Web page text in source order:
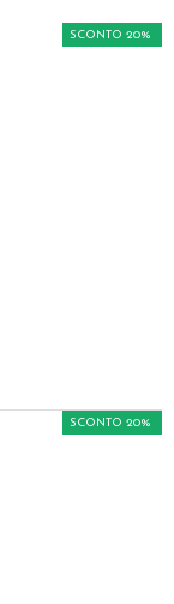
SCONTO 20%
SCONTO 20%